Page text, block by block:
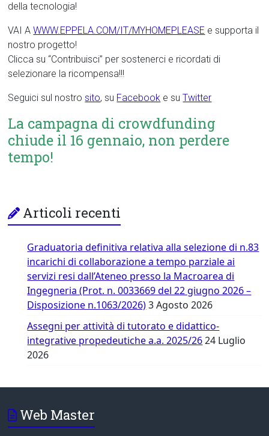
della tecnologia!
VAI AWWW.EPPELA.COM/IT/MYHOMEPLEASE e supporta il
nostro progetto!
Clicca su “Contribuisci” per sostenerci e ricordati di
selezionare la ricompensa!!!
Seguici sul nostrosito, su Facebook e suTwitter
La campagna di crowdfunding
chiude il 16 gennaio, non perdere
tempo!
Articoli recenti
Graduatoria definitiva relativa alla selezione di n.83
incarichi di collaborazione a tempo parziale ai
servizi resi dall’Ateneo presso la Macroarea di
Ingegneria (Prot. n. 0033669 del 22 giugno 2026 –
Disposizione n.1063/2026) 3 Agosto 2026
Assegni per attività di tutorato e didattico-
integrative propedeutiche a.a. 2025/26 24 Luglio
2026
Web Master